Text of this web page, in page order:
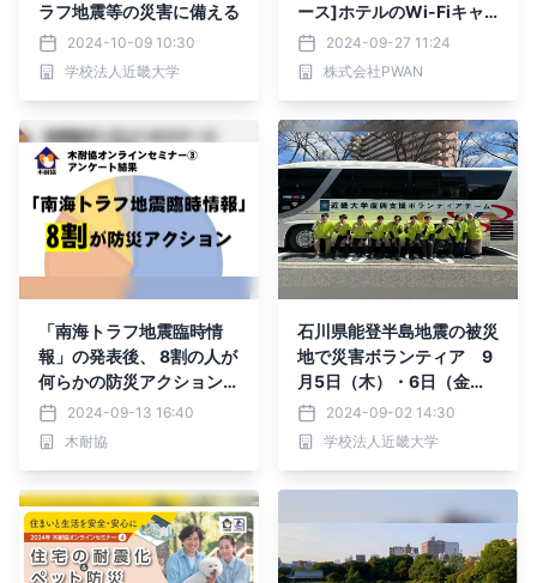
ラフ地震等の災害に備える
2024-10-09 10:30
学校法人近畿大学
ース]ホテルのWi-Fiキャ
プティブポータルに災害時
の防災マニュアルを電子多
言語防災ガイドブックとし
2024-09-27 11:24
株式会社PWAN
「南海トラフ地震臨時情
報」の発表後、 8割の人が
何らかの防災アクションを
とった（アンケート回答）
2024-09-13 16:40
木耐協
石川県能登半島地震の被災
地で災害ボランティア 9
月5日（木）・6日（金）
の2日間、近大生が輪島市
内で活動
2024-09-02 14:30
学校法人近畿大学